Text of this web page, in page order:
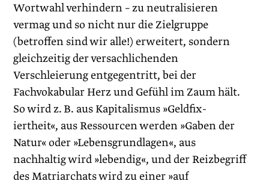
Wortwahl verhindern – zu neutralisieren
vermag und so nicht nur die Zielgruppe
(betroffen sind wir alle!) erweitert, sondern
gleichzeitig der versachlichenden
Verschleierung entgegentritt, bei der
Fachvokabular Herz und Gefühl im Zaum hält.
So wird z. B. aus Kapitalismus »Geldfix­
iertheit«, aus Ressourcen werden »Gaben der
Natur« oder »Lebensgrundlagen«, aus
nachhaltig wird »lebendig«, und der Reizbegriff
des Matriarchats wird zu einer »auf